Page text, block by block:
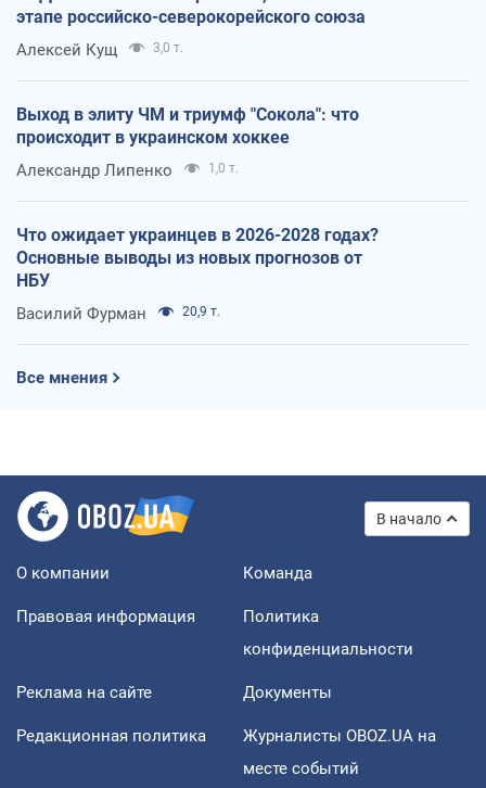
этапе российско-северокорейского союза
Алексей Кущ 3,0 т.
Выход в элиту ЧМ и триумф "Сокола": что
происходит в украинском хоккее
Александр Липенко 1,0 т.
Что ожидает украинцев в 2026-2028 годах?
Основные выводы из новых прогнозов от
НБУ
Василий Фурман 20,9 т.
Все мнения
В начало
О компании Команда
Правовая информация
Политика
конфиденциальности
Реклама на сайте Документы
Редакционная политика
Журналисты OBOZ.UA на
месте событий